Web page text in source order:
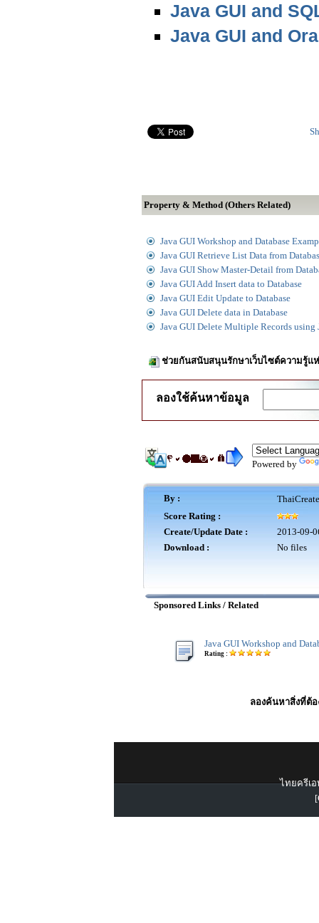
Java GUI and
Java GUI and
Property & Method (Others Related)
Java GUI Workshop and Database
Java GUI Retrieve List Data from
Java GUI Show Master-Detail from
Java GUI Add Insert data to Database
Java GUI Edit Update to Database
Java GUI Delete data in Database
Java GUI Delete Multiple Records using
ช่วยกันสนับสนุนรักษาเว็บไซต์ความรู้แ
ลองใช้ค้นหาข้อมูล
Powered by
By :
Score Rating :
Create/Update Date :
2013-09-
Download :
No files
Sponsored Links / Related
Java GUI Workshop and
Rating :
ลองค้นหาสิ่งที่ต้อ
ไทยครีเอ
[